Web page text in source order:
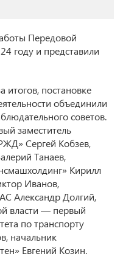
Передовой
году и представили
итогов, постановке
объединили
советов.
заместитель
Сергей Кобзев,
Танаев,
Кирилл
Иванов,
Александр Долгий,
власти — первый
по транспорту
начальник
Евгений Козин.